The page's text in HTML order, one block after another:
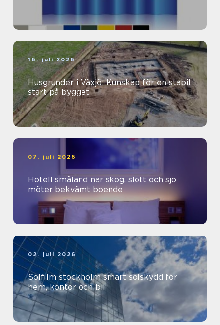
16. juli 2026
Husgrunder i Växjö: Kunskap för en stabil
start på bygget
07. juli 2026
Hotell småland när skog, slott och sjö
möter bekvämt boende
02. juli 2026
Solfilm stockholm smart solskydd för
hem, kontor och bil